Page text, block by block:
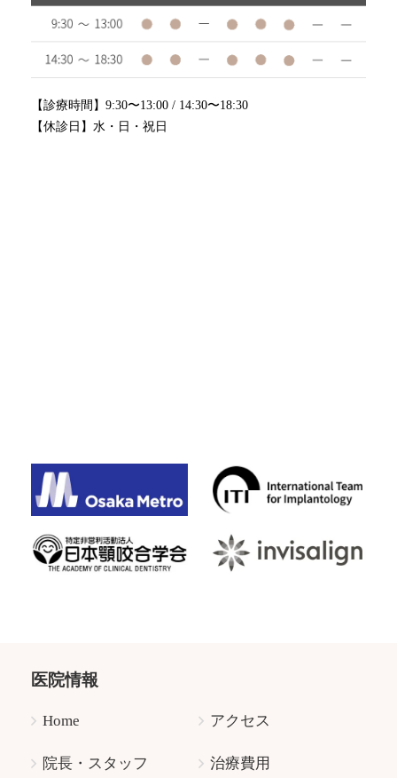
【診療時間】9:30〜13:00 / 14:30〜18:30
【休診日】水・日・祝日
医院情報
Home
院長・スタッフ
アクセス
治療費用